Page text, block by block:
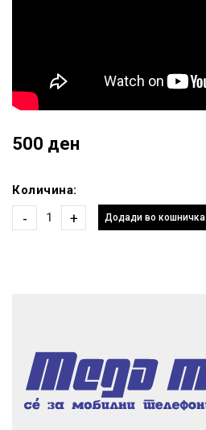
500 ден
Количина:
- + Додади во кошничка